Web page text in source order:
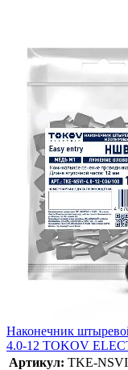
Наконечник
4.0-12 TOKOV
Артикул: TKE-